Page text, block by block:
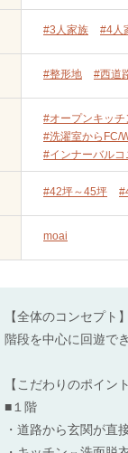
#3人家族 #4人
#整形地 #西道
#オープンキッチ
#洗濯室からFC/
#インナーバルコ
#42坪～45坪
moai
【全体のコンセプト】
階段を中心に回遊で
【こだわりのポイント
■１階
・道路から玄関が直